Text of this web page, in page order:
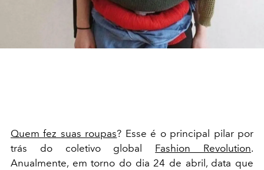
Quem fez suas roupas? Esse é o principal pilar por
trás do coletivo global Fashion Revolution.
Anualmente, em torno do dia 24 de abril, data que